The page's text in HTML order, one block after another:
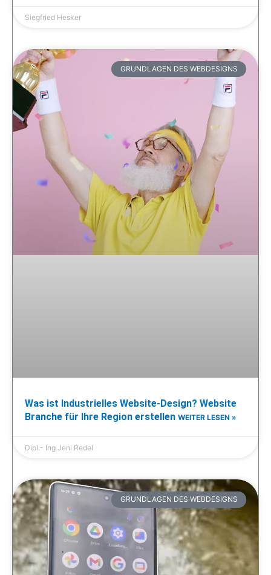
Siegfried Hesker
GRUNDLAGEN DES WEBDESIGNS
Was ist Industrielles Website-Design? Website
Branche für Ihre Region erstellen WEITER LESEN »
Dipl.- Ing Jeni Redel
GRUNDLAGEN DES WEBDESIGNS